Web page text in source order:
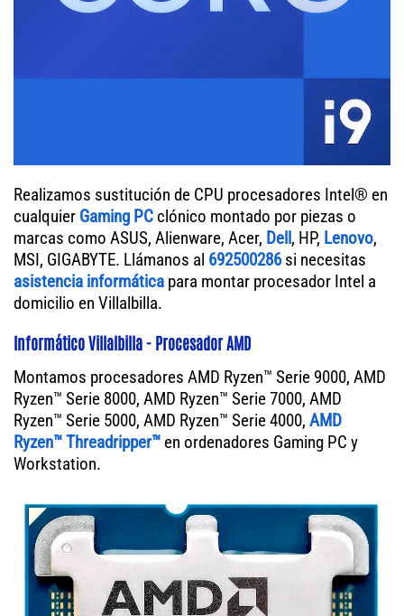
Realizamos sustitución de CPU procesadores Intel® en
cualquier Gaming PC clónico montado por piezas o
marcas como ASUS, Alienware, Acer, Dell, HP, Lenovo,
MSI, GIGABYTE. Llámanos al 692500286si necesitas
asistencia informática para montar procesador Intel a
domicilio en Villalbilla.
Informático Villalbilla - Procesador AMD
Montamos procesadores AMD Ryzen™ Serie 9000, AMD
Ryzen™ Serie 8000, AMD Ryzen™ Serie 7000, AMD
Ryzen™ Serie 5000, AMD Ryzen™ Serie 4000, AMD
Ryzen™ Threadripper™ en ordenadores Gaming PC y
Workstation.